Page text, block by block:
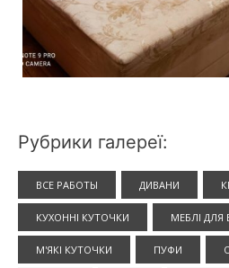
Рубрики галереї:
ВСЕ РАБОТЫ ДИВАНИ
КУХОННІ КУТОЧКИ МЕБЛІ ДЛЯ
М'ЯКІ КУТОЧКИ ПУФИ